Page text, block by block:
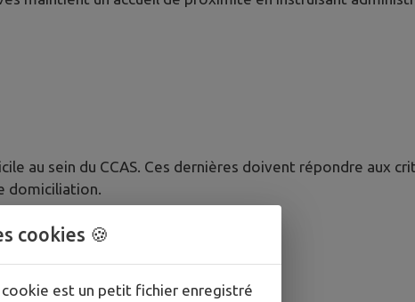
au sein du CCAS. Ces dernières doivent répondre aux
domiciliation.
cookies 🍪
est un petit fichier enregistré